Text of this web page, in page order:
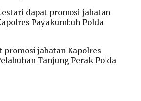
dapat promosi jabatan
Payakumbuh Polda
promosi jabatan Kapolres
Tanjung Perak Polda